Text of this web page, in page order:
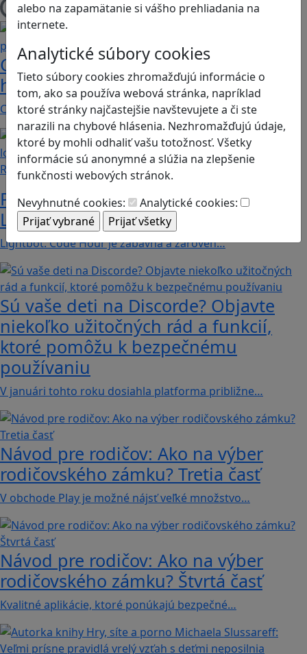
alebo na zapamätanie si vášho prehliadania na
internete.
Analytické súbory cookies
Tieto súbory cookies zhromažďujú informácie o
tom, ako sa používa webová stránka, napríklad
ktoré stránky najčastejšie navštevujete a či ste
narazili na chybové hlásenia. Nezhromažďujú údaje,
ktoré by mohli odhaliť vašu totožnosť. Všetky
informácie sú anonymné a slúžia na zlepšenie
funkčnosti webových stránok.
Nevyhnutné cookies:
Analytické cookies:
Načítam blogy
Construct 2 umožní deťom vytvoriť
hry bez znalosti programovania
Chceli by ste vaše deti oboznámiť s programovaním…
Recenzie
Prvé kroky do sveta programovania:
Lightbot učí deti logike a kreativite
Lightbot: Code Hour je zábavná a zároveň…
Sú vaše deti na Discorde? Objavte
niekoľko užitočných rád a funkcií,
ktoré pomôžu k bezpečnému
používaniu
V januári tohto roku dosiahla platforma približne…
Návod pre rodičov: Ako na výber
rodičovského zámku? Tretia časť
V obchode Play je možné nájsť veľké množstvo…
Návod pre rodičov: Ako na výber
rodičovského zámku? Štvrtá časť
Kvalitné aplikácie, ktoré ponúkajú bezpečné…